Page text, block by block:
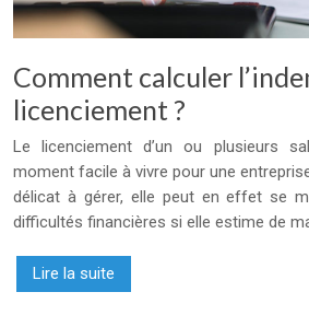
Comment calculer
licenciement ?
Le licenciement d’un ou plusieurs
moment facile à vivre pour une
délicat à gérer, elle peut en effet se
difficultés financières si elle estime de
Lire la suite